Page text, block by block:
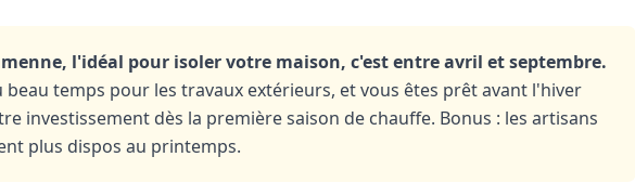
l'idéal pour isoler votre maison, c'est entre avril et septembre.
temps pour les travaux extérieurs, et vous êtes prêt avant l'hiver
investissement dès la première saison de chauffe. Bonus : les artisans
plus dispos au printemps.